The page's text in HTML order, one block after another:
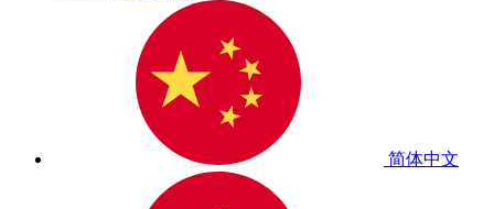
简体中文